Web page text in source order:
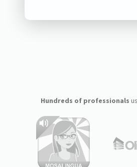
Hundreds of professionals